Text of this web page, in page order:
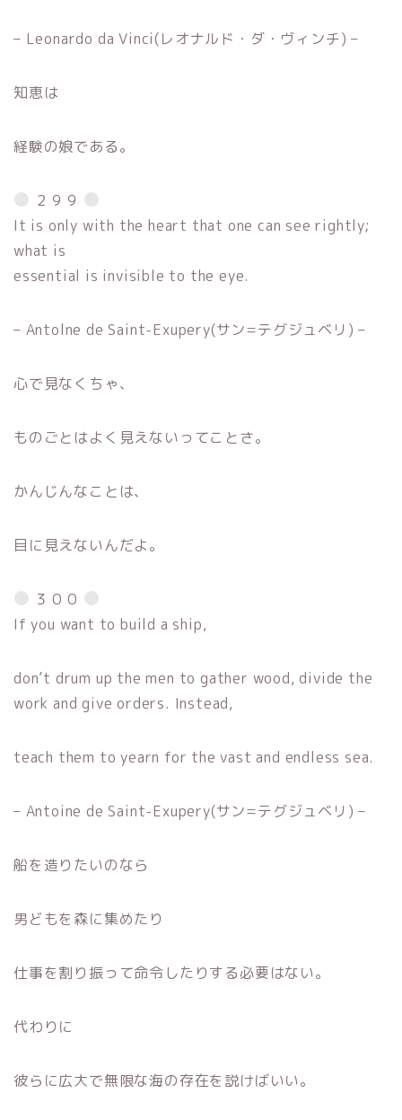
– Leonardo da Vinci(レオナルド・ダ・ヴィンチ) –
知恵は
経験の娘である。
２９９
It is only with the heart that one can see rightly;
what is
essential is invisible to the eye.
– Antolne de Saint-Exupery(サン=テグジュベリ) –
心で見なくちゃ、
ものごとはよく見えないってことさ。
かんじんなことは、
目に見えないんだよ。
３００
If you want to build a ship,
don’t drum up the men to gather wood, divide the
work and give orders. Instead,
teach them to yearn for the vast and endless sea.
– Antoine de Saint-Exupery(サン=テグジュベリ) –
船を造りたいのなら
男どもを森に集めたり
仕事を割り振って命令したりする必要はない。
代わりに
彼らに広大で無限な海の存在を説けばいい。